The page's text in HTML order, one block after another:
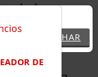
de
FECHAR
DE